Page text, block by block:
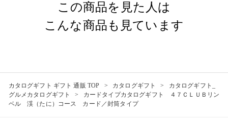
この商品を見た人は
こんな商品も見ています
カタログギフト ギフト 通販 TOP カタログギフト
カタログギフト_
グルメカタログギフト
カードタイプカタログギフト ４７ＣＬＵＢリン
ベル 渓（たに）コース カード／封筒タイプ